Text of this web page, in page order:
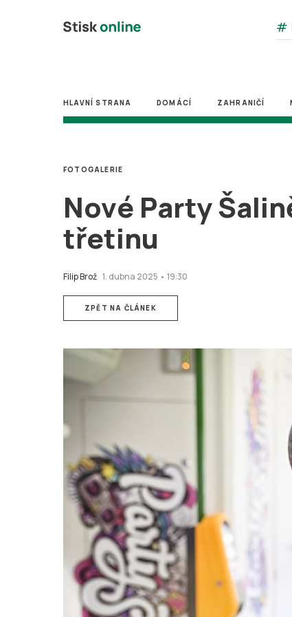
#
HLAVNÍ STRANA DOMÁCÍ ZAHRANIČÍ
Nové Party
třetinu
Filip Brož 1. dubna 2025 • 19:30
FOTOGALERIE
ZPĚT NA ČLÁNEK